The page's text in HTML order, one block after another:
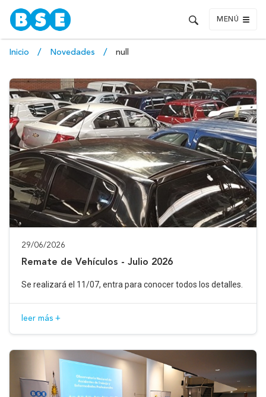
MENÚ
Inicio Novedades null
29/06/2026
Remate de Vehículos - Julio 2026
Se realizará el 11/07, entra para conocer todos los detalles.
leer más +